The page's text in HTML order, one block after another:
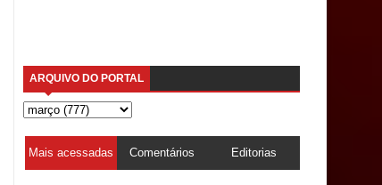
ARQUIVO DO PORTAL
Mais acessadas Comentários Editorias